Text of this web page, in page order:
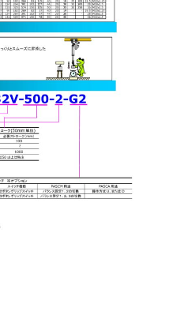
ムについて
ポリシー
お問い合わせ